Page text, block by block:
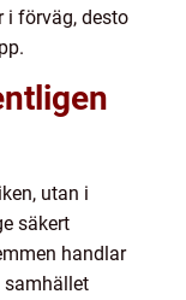
i förväg, desto
utan i
säkert
handlar
samhället